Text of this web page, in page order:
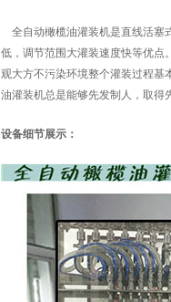
全自动橄榄油灌装机是直线活塞
低，调节范围大灌装速度快等优点
观大方不污染环境整个灌装过程基
油灌装机总是能够先发制人，取得
设备细节展示：